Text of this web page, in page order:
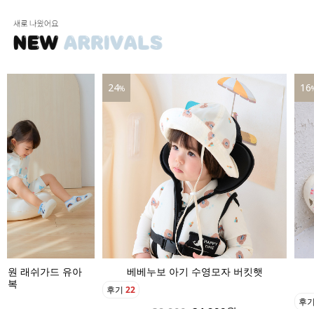
수영모자 버킷햇
16
베베누보 아기 아쿠아슈즈 유아